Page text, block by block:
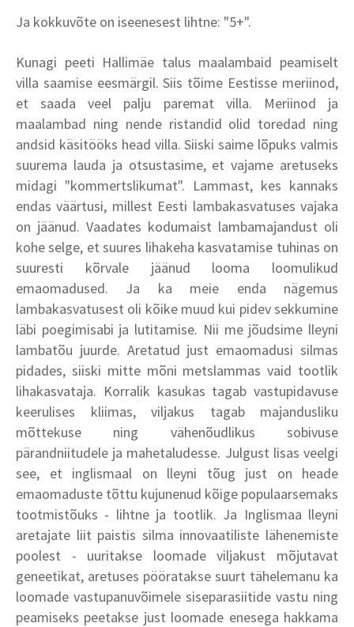
Ja kokkuvõte on iseenesest lihtne: "5+".
Kunagi peeti Hallimäe talus maalambaid peamiselt
villa saamise eesmärgil. Siis tõime Eestisse meriinod,
et saada veel palju paremat villa. Meriinod ja
maalambad ning nende ristandid olid toredad ning
andsid käsitööks head villa. Siiski saime lõpuks valmis
suurema lauda ja otsustasime, et vajame aretuseks
midagi "kommertslikumat". Lammast, kes kannaks
endas väärtusi, millest Eesti lambakasvatuses vajaka
on jäänud. Vaadates kodumaist lambamajandust oli
kohe selge, et suures lihakeha kasvatamise tuhinas on
suuresti kõrvale jäänud looma loomulikud
emaomadused. Ja ka meie enda nägemus
lambakasvatusest oli kõike muud kui pidev sekkumine
läbi poegimisabi ja lutitamise. Nii me jõudsime lleyni
lambatõu juurde. Aretatud just emaomadusi silmas
pidades, siiski mitte mõni metslammas vaid tootlik
lihakasvataja. Korralik kasukas tagab vastupidavuse
keerulises kliimas, viljakus tagab majandusliku
mõttekuse ning vähenõudlikus sobivuse
pärandniitudele ja mahetaludesse. Julgust lisas veelgi
see, et inglismaal on lleyni tõug just on heade
emaomaduste tõttu kujunenud kõige populaarsemaks
tootmistõuks - lihtne ja tootlik. Ja Inglismaa lleyni
aretajate liit paistis silma innovaatiliste lähenemiste
poolest - uuritakse loomade viljakust mõjutavat
geneetikat, aretuses pööratakse suurt tähelemanu ka
loomade vastupanuvõimele siseparasiitide vastu ning
peamiseks peetakse just loomade enesega hakkama